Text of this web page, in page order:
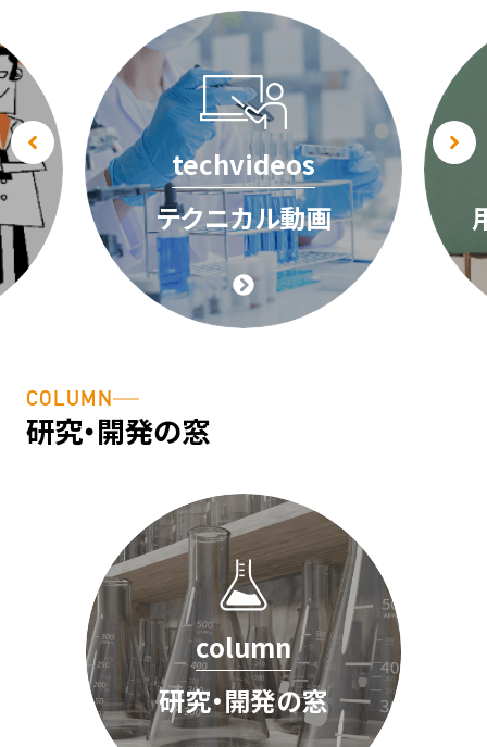
techvideos
テクニカル動画
COLUMN
研究・開発の窓
column
研究・開発の窓